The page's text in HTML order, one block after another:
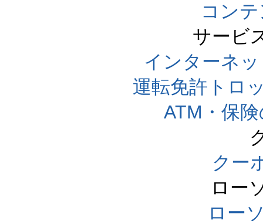
コン
サービ
インターネ
運転免許トロ
ATM・保
クー
ロー
ロー